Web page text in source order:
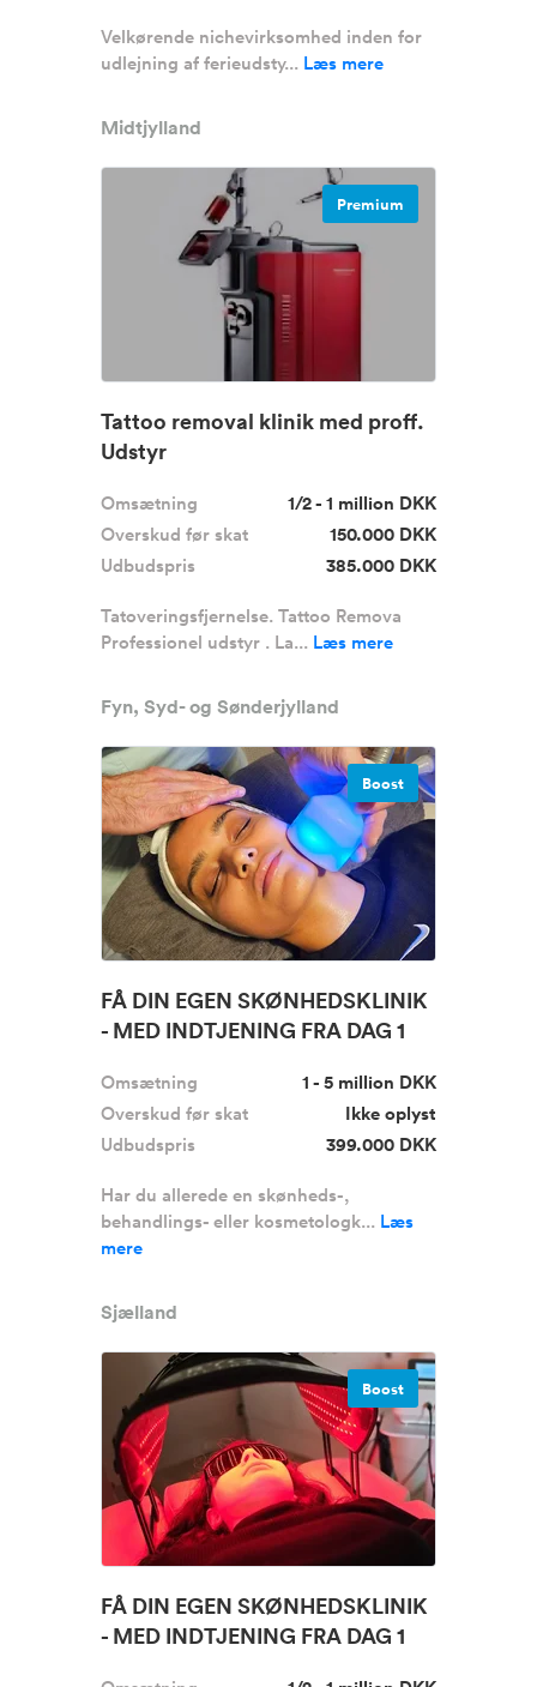
Velkørende nichevirksomhed inden for
udlejning af ferieudsty... Læs mere
Midtjylland
Premium
Tattoo removal klinik med proff.
Udstyr
Omsætning
1/2 - 1 million DKK
Overskud før skat
150.000 DKK
Udbudspris
385.000 DKK
Tatoveringsfjernelse. Tattoo Remova
Professionel udstyr . La... Læs mere
Fyn, Syd- og Sønderjylland
Boost
FÅ DIN EGEN SKØNHEDSKLINIK
- MED INDTJENING FRA DAG 1
Omsætning
1 - 5 million DKK
Overskud før skat
Ikke oplyst
Udbudspris
399.000 DKK
Har du allerede en skønheds-,
behandlings- eller kosmetologk... Læs
mere
Sjælland
Boost
FÅ DIN EGEN SKØNHEDSKLINIK
- MED INDTJENING FRA DAG 1